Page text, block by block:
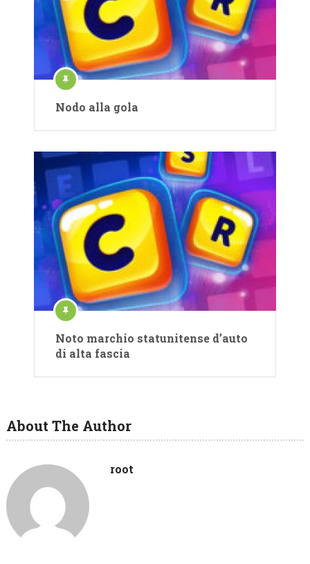
Nodo alla gola
Noto marchio statunitense d’auto
di alta fascia
About The Author
root